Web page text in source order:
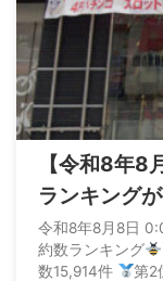
【令和8年8
ランキング
の1.5万件
令和8年8月8日
約数ランキング
数15,914件
第2